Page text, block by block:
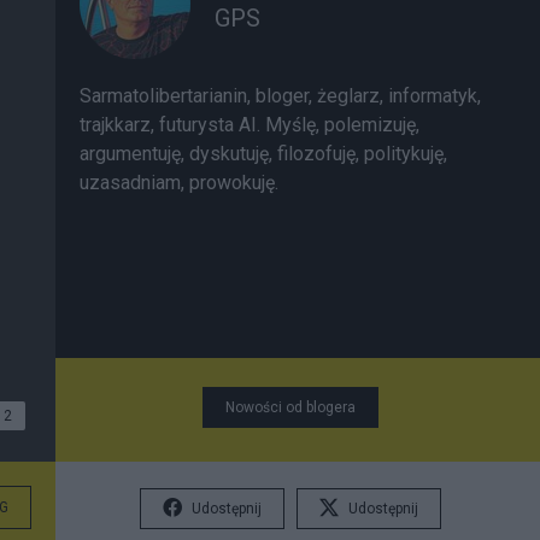
2
GPS
Sarmatolibertarianin, bloger, żeglarz, informatyk,
trajkkarz, futurysta AI. Myślę, polemizuję,
argumentuję, dyskutuję, filozofuję, politykuję,
uzasadniam, prowokuję.
Nowości od blogera
Udostępnij Udostępnij